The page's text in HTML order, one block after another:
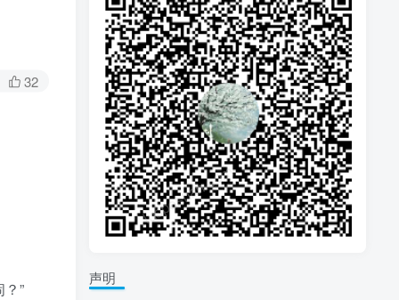
32
luoposhan.com
”
声明